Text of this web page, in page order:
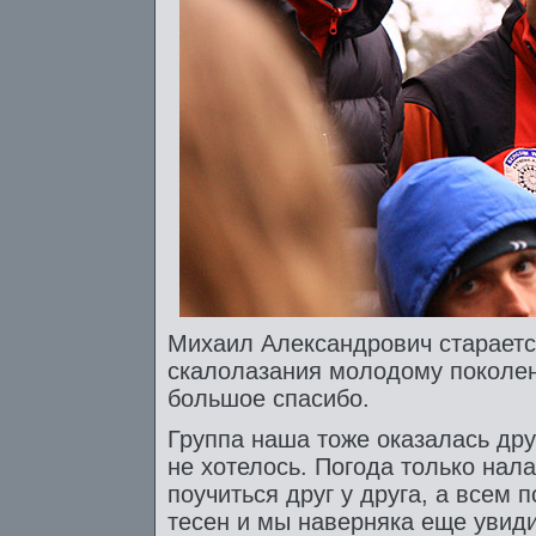
Михаил Александрович
скалолазания молодому
большое спасибо.
Группа наша тоже оказалась
не хотелось. Погода только
поучиться друг у друга, а всем
тесен и мы наверняка еще